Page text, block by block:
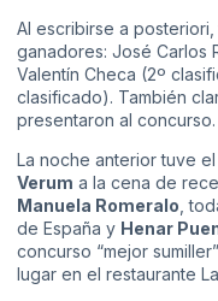
Al escribirse a
ganadores: José Carlos
Valentín Checa (2º
clasificado). También
presentaron al concurso.
La noche anterior tuve
Verum a la cena de
Manuela Romeralo ,
de España y Henar
concurso “mejor
lugar en el restaurante